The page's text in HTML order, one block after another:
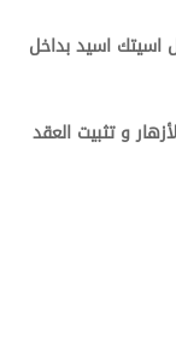
اسيتك اسيد بداخل
و تثبيت العقد